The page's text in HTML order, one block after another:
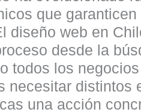
que
diseño web en
desde la
todos los
necesitar
una acción